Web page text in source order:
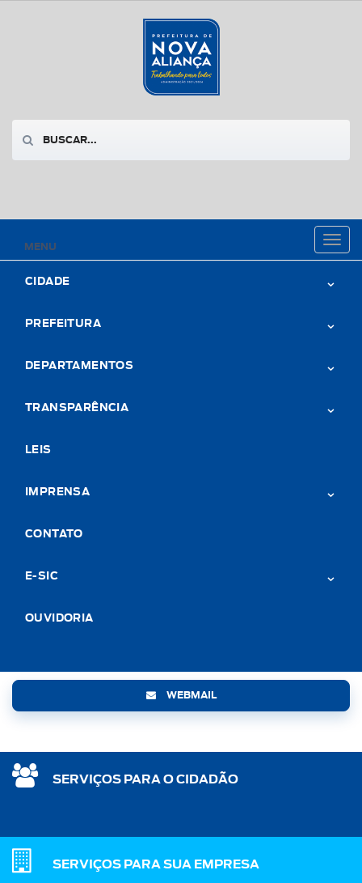
MENU
Toggle
CIDADE
PREFEITURA
DEPARTAMENTOS
TRANSPARÊNCIA
LEIS
IMPRENSA
CONTATO
E-SIC
OUVIDORIA
WEBMAIL
SERVIÇOS PARA O CIDADÃO
SERVIÇOS PARA SUA EMPRESA